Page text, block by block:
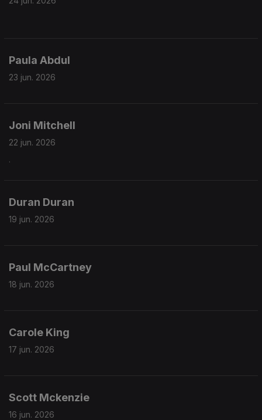
Paula Abdul
23 jun. 2026
Joni Mitchell
22 jun. 2026
.
Duran Duran
19 jun. 2026
Paul McCartney
18 jun. 2026
Carole King
17 jun. 2026
Scott Mckenzie
16 jun. 2026